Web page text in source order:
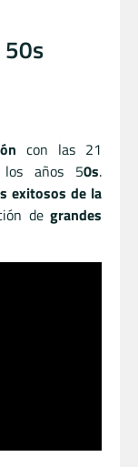
50s
con las 21
años 50s.
exitosos de la
de grandes